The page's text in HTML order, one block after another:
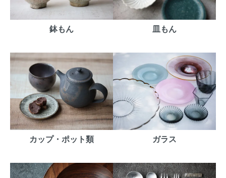
鉢もん 皿もん
カップ・ポット類 ガラス